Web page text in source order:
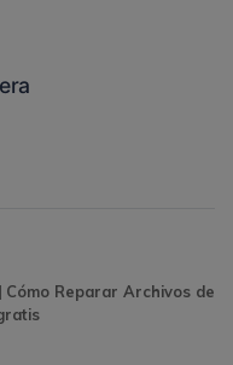
| Cómo Reparar Archivos de